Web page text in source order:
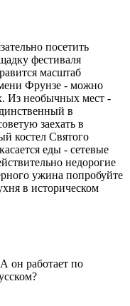
посетить
фестиваля
масштаб
Фрунзе - можно
Из необычных мест -
в
заехать в
костел Святого
еды - сетевые
недорогие
ужина попробуйте
в историческом
он работает по